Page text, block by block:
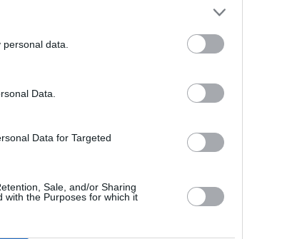
data.
Data.
Data for Targeted
Sale, and/or Sharing
with the Purposes for which it
Αρχαιολογικό Μουσείο
και πιάνο θα παρουσιαστεί στο
Μουσείο...
Η υφαντική τέχνη συναντά
στο Αρχαιολογικό